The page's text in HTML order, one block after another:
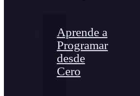
Aprende a
Programar
desde
Cero